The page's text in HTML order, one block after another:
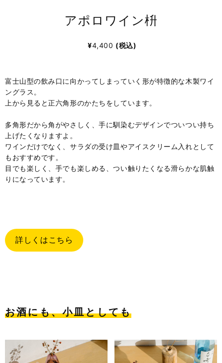
アポロワイン枡
¥4,400 (税込)
富士山型の飲み口に向かってしまっていく形が特徴的な木製ワイ
ングラス。
上から見ると正六角形のかたちをしています。
多角形だから角がやさしく、手に馴染むデザインでついつい持ち
上げたくなりますよ。
ワインだけでなく、サラダの受け皿やアイスクリーム入れとして
もおすすめです。
目でも楽しく、手でも楽しめる、つい触りたくなる滑らかな肌触
りになっています。
詳しくはこちら
お酒にも、小皿としても